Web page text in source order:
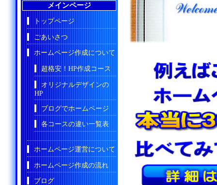
メインページ
トップページ
ごあいさつ
ホームページ作成について
超格安！HP作成コース
オリジナルデザインの
HP
ブログでホームページ
各コースの違い一覧表
ホームページ運営について
ホームページ作成の流れ
ブログ